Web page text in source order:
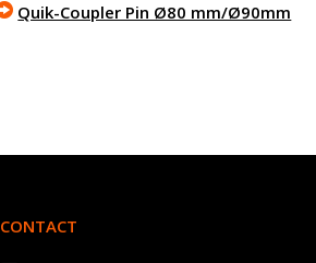
Quik-Coupler Pin Ø80 mm/Ø90mm
CONTACT